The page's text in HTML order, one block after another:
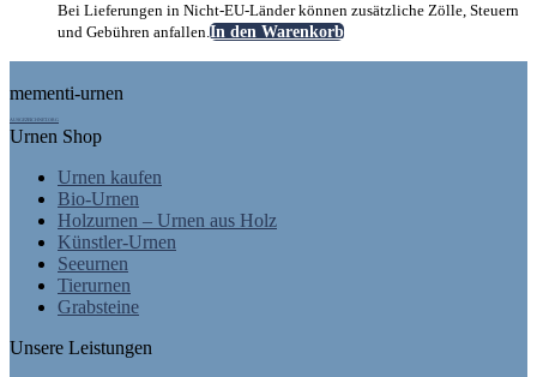
Bei Lieferungen in Nicht-EU-Länder können zusätzliche Zölle, Steuern
und Gebühren anfallen.In den Warenkorb
mementi-urnen
AUSGEZEICHNET.ORG
Urnen Shop
Urnen kaufen
Bio-Urnen
Holzurnen – Urnen aus Holz
Künstler-Urnen
Seeurnen
Tierurnen
Grabsteine
Unsere Leistungen